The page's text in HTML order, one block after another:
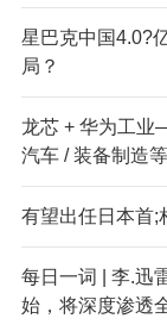
星巴克中国4.0?
局？
龙芯 + 华为工业
汽车 / 装备制造
有望出任日本首;
每日一词 | 李.迅
始，将深度渗透